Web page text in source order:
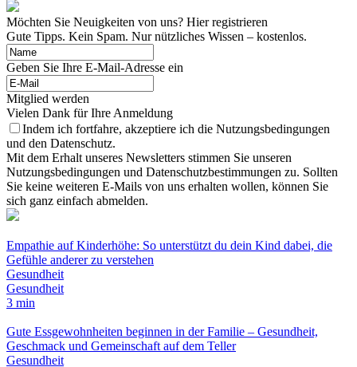
Möchten Sie Neuigkeiten von uns? Hier registrieren
Gute Tipps. Kein Spam. Nur nützliches Wissen – kostenlos.
Geben Sie Ihre E-Mail-Adresse ein
Mitglied werden
Vielen Dank für Ihre Anmeldung
Indem ich fortfahre, akzeptiere ich die Nutzungsbedingungen
und den Datenschutz.
Mit dem Erhalt unseres Newsletters stimmen Sie unseren
Nutzungsbedingungen und Datenschutzbestimmungen zu. Sollten
Sie keine weiteren E-Mails von uns erhalten wollen, können Sie
sich ganz einfach abmelden.
Empathie auf Kinderhöhe: So unterstützt du dein Kind dabei, die
Gefühle anderer zu verstehen
Gesundheit
Gesundheit
3 min
Gute Essgewohnheiten beginnen in der Familie – Gesundheit,
Geschmack und Gemeinschaft auf dem Teller
Gesundheit